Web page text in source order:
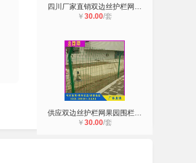
四川厂家直销双边丝护栏网高速公路防
￥ 30.00/套
供应双边丝护栏网果园围栏网高速公路
￥ 30.00/套